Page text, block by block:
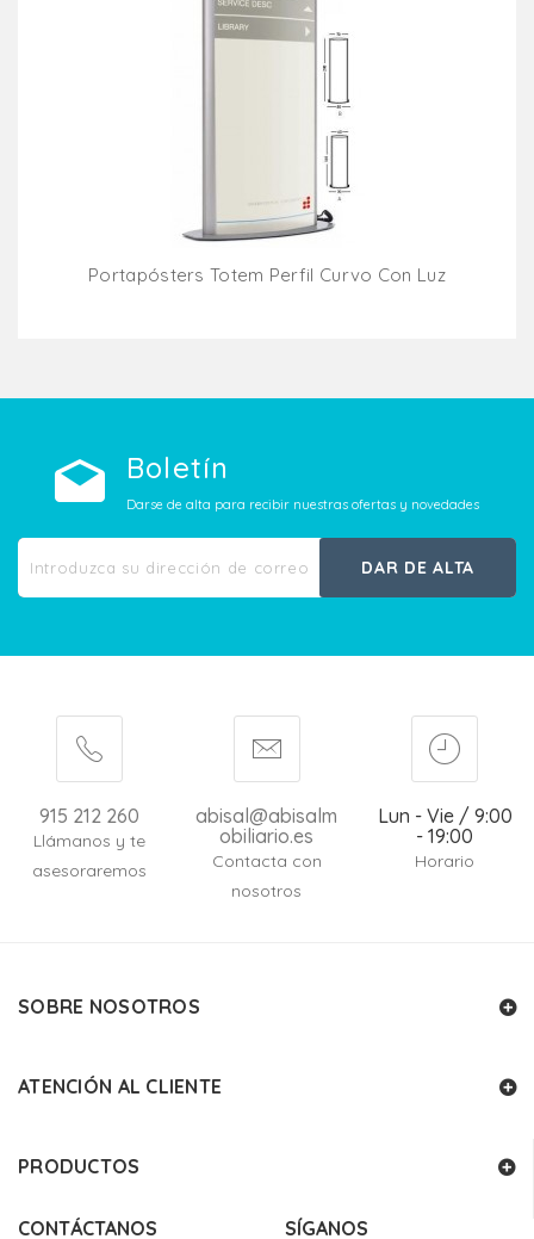
Portapósters Totem Perfil Curvo Con Luz
Boletín
Darse de alta para recibir nuestras ofertas y novedades
DAR DE ALTA
915 212 260
Llámanos y te
asesoraremos
abisal@abisalm
obiliario.es
Contacta con
nosotros
Lun - Vie / 9:00
- 19:00
Horario
SOBRE NOSOTROS
ATENCIÓN AL CLIENTE
PRODUCTOS
CONTÁCTANOS SÍGANOS